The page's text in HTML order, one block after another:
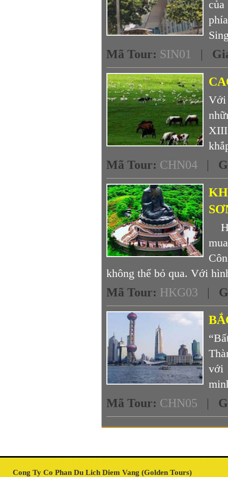
Mã Tour: SIN01 |
Với
Mã Tour: CHN04 |
không thể bỏ qua. Với
Mã Tour: HKG03 |
với
Mã Tour: CHN05 |
Cong Ty Co Phan Du Lich Diem Vang (Golden Tours)